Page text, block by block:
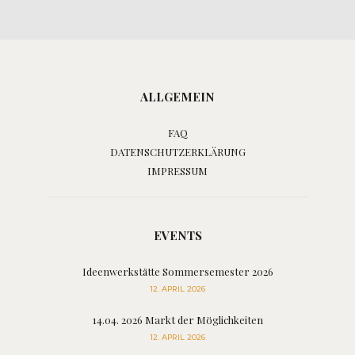
ALLGEMEIN
FAQ
DATENSCHUTZERKLÄRUNG
IMPRESSUM
EVENTS
Ideenwerkstätte Sommersemester 2026
12. APRIL 2026
14.04. 2026 Markt der Möglichkeiten
12. APRIL 2026